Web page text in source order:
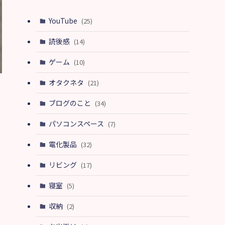
YouTube (25)
読後感 (14)
ゲーム (10)
オタクネタ (21)
ブログのこと (34)
パソコンスペース (7)
電化製品 (32)
リビング (17)
寝室 (5)
収納 (2)